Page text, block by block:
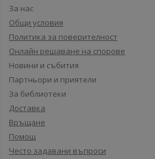
За нас
Общи условия
Политика за поверителност
Онлайн решаване на спорове
Новини и събития
Партньори и приятели
За библиотеки
Доставка
Връщане
Помощ
Често задавани въпроси